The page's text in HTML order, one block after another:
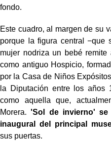
fondo.
Este cuadro, al margen de su
porque la figura central −que
mujer nodriza un bebé
como antiguo Hospicio,
por la Casa de Niños
la Diputación entre los años
como aquella que,
Morera.'Sol de invierno' se
inaugural del principal
sus puertas.